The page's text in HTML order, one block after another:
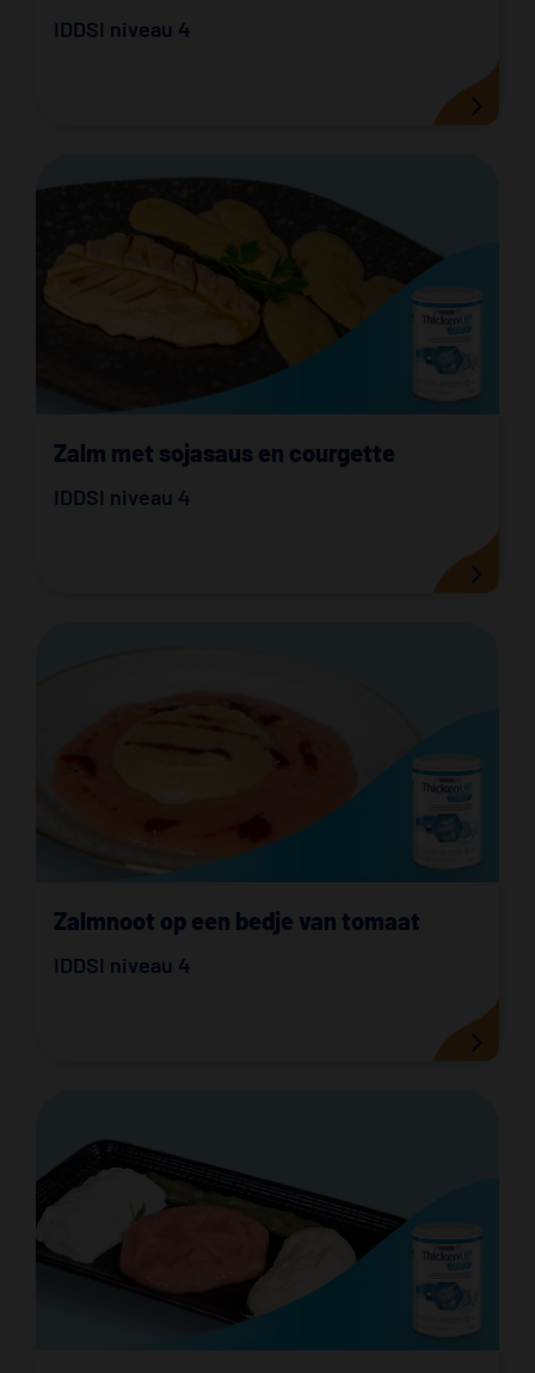
IDDSI niveau 4
Zalm met sojasaus en courgette
IDDSI niveau 4
Zalmnoot op een bedje van tomaat
IDDSI niveau 4